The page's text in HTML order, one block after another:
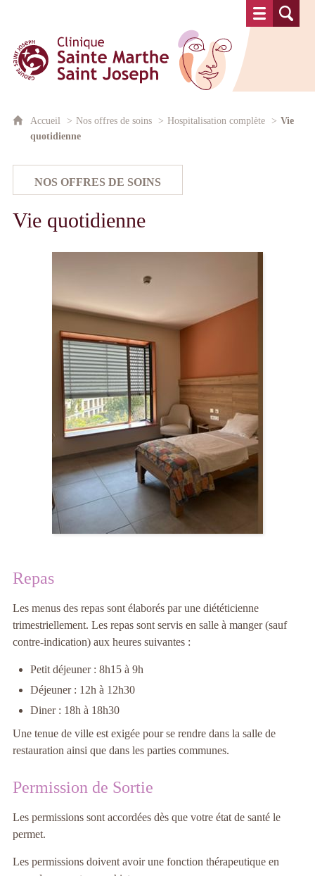
Clinique Sainte Marthe Saint
Accueil Nos offres de soins Hospitalisation complète
Vie
quotidienne
Vie quotidienne
Repas
Les menus des repas sont élaborés par une diététicienne
trimestriellement. Les repas sont servis en salle à manger (sauf
contre-indication) aux heures suivantes :
Petit déjeuner : 8h15 à 9h
Déjeuner : 12h à 12h30
Diner : 18h à 18h30
Une tenue de ville est exigée pour se rendre dans la salle de
restauration ainsi que dans les parties communes.
Permission de Sortie
Les permissions sont accordées dès que votre état de santé le
permet.
Les permissions doivent avoir une fonction thérapeutique en